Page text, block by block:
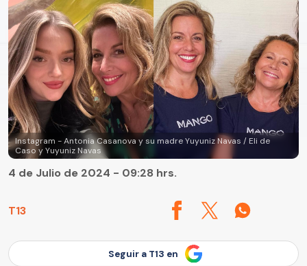
Instagram - Antonia Casanova y su madre Yuyuniz Navas / Eli de
Caso y Yuyuniz Navas
T13
4 de Julio de 2024 - 09:28 hrs.
Seguir a T13 en